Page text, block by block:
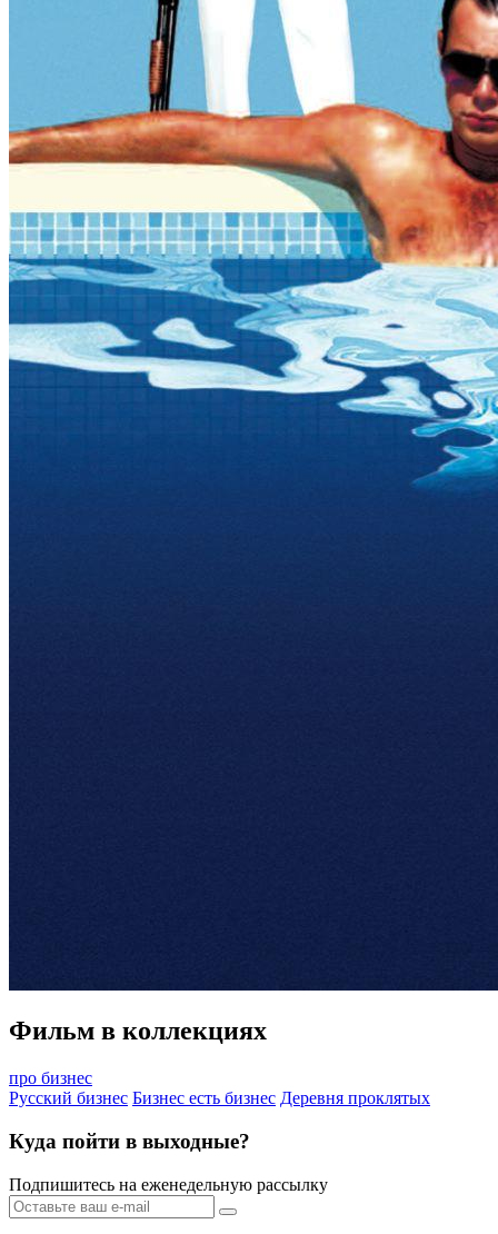
Фильм в коллекциях
про бизнес
Русский бизнес Бизнес есть бизнес Деревня проклятых
Куда пойти в выходные?
Подпишитесь на еженедельную рассылку